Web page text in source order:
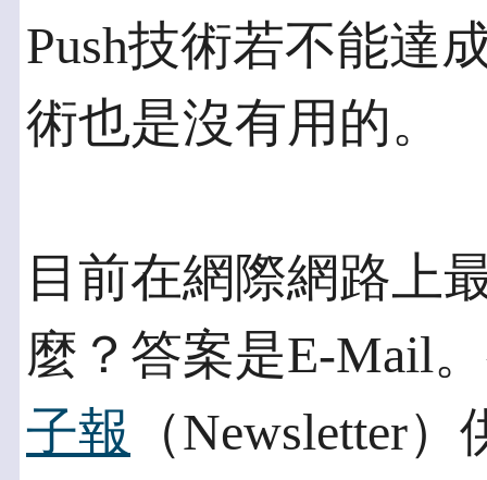
Push技術若不能達
術也是沒有用的。
目前在網際網路上
麼？答案是E-Mail
子報 （Newsletter